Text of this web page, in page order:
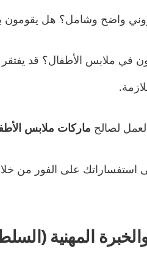
واضح وشامل؟ هل يقومون
ملابس الأطفال؟ قد يفتقر
لصالح ماركات ملابس
استفساراتك على الفور من
المهنية